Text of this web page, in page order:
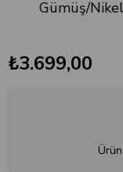
Gümüş/
₺3.699,00